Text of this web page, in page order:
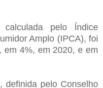
pelo Índice
Amplo (IPCA), foi
em 4%, em 2020, e em
definida pelo Conselho